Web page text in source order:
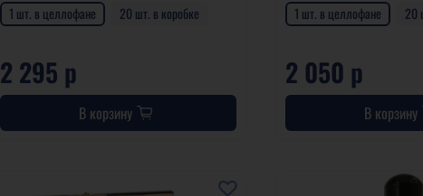
1 шт. в целлофане 20 шт. в коробке
2 295 р
В корзину
1 шт. в целлофане 20
2 050 р
В корзину